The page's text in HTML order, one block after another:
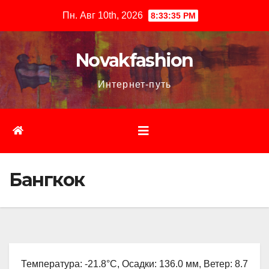
содержимому
Пн. Авг 10th, 2026 8:33:36 PM
Novakfashion
Интернет-путь
Бангкок
Температура: -21.8°C, Осадки: 136.0 мм, Ветер: 8.7